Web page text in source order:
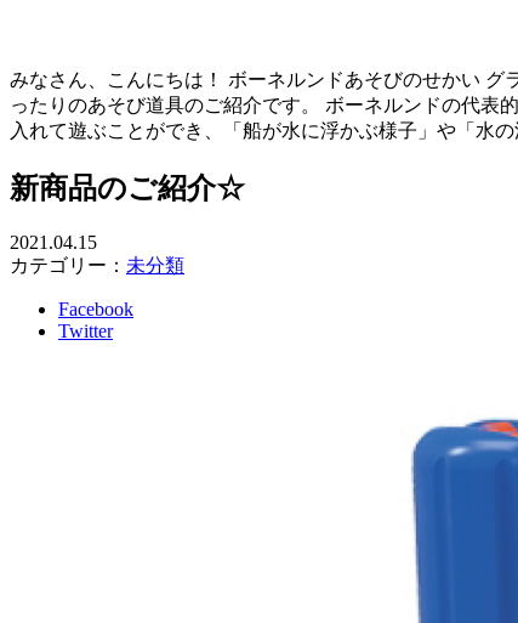
みなさん、こんにちは！ ボーネルンドあそびのせかい
ったりのあそび道具のご紹介です。 ボーネルンドの代
入れて遊ぶことができ、「船が水に浮かぶ様子」や「水
新商品のご紹介☆
2021.04.15
カテゴリー： 未分類
Facebook
Twitter